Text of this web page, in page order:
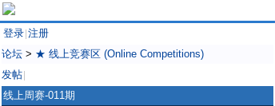
登录 注册
论坛 > ★ 线上竞赛区 (Online Competitions)
发帖
线上周赛-011期